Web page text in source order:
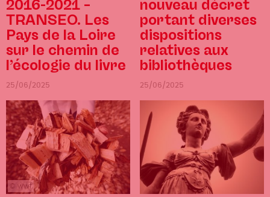
2016-2021 –
TRANSEO. Les
Pays de la Loire
sur le chemin de
l’écologie du livre
25/06/2025
© wwf
nouveau décret
portant diverses
dispositions
relatives aux
bibliothèques
25/06/2025